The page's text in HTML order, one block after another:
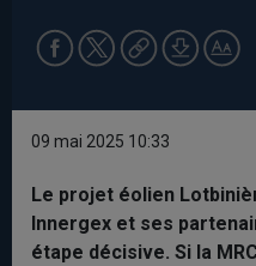
09 mai 2025 10:33
Le projet éolien
Innergex et ses
étape décisive. Si la